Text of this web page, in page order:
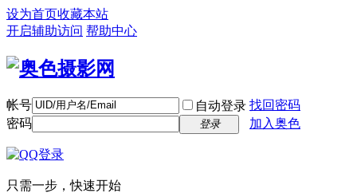
设为首页收藏本站
开启辅助访问 帮助中心
帐号 自动登录 找回密码
密码
登录 加入奥色
只需一步，快速开始